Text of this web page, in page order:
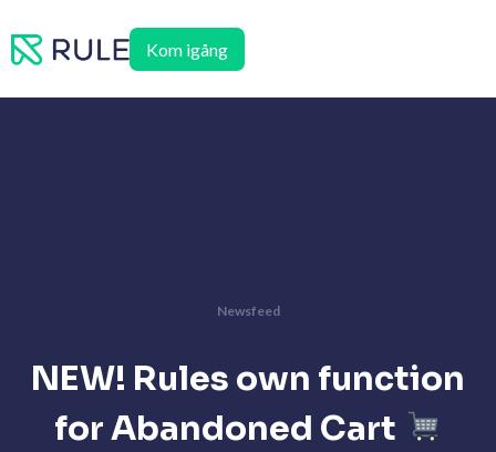
till
Kom igång
Newsfeed
NEW! Rules own function
for Abandoned Cart